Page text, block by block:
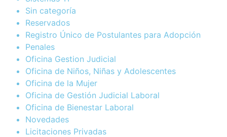
Sin categoría
Reservados
Registro Único de Postulantes para Adopción
Penales
Oficina Gestion Judicial
Oficina de Niños, Niñas y Adolescentes
Oficina de la Mujer
Oficina de Gestión Judicial Laboral
Oficina de Bienestar Laboral
Novedades
Licitaciones Privadas